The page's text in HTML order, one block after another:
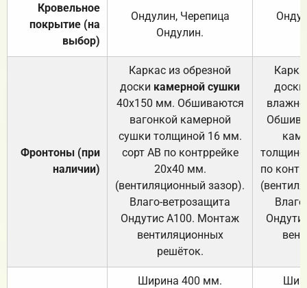
Кровельное
покрытие (на
выбор)
Ондулин, Черепица
Ондулин.
Фронтоны (при
наличии)
Каркас из обрезной
доски камерной сушки
40х150 мм. Обшиваются
вагонкой камерной
сушки толщиной 16 мм.
сорт АВ по контррейке
20х40 мм.
(вентиляционный зазор).
Влаго-ветрозащита
Ондутис А100. Монтаж
вентиляционных
решёток.
доски
по
Ширина 400 мм.